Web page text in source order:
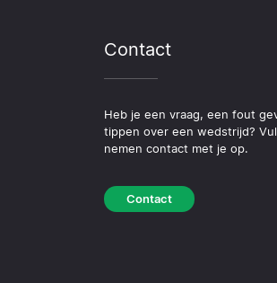
Contact
Heb je een vraag, een fout
tippen over een wedstrijd?
nemen contact met je op.
Contact